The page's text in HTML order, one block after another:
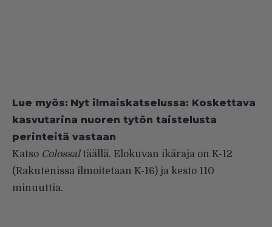
Lue myös: Nyt ilmaiskatselussa: Koskettava
kasvutarina nuoren tytön taistelusta
perinteitä vastaan
Katso Colossal täällä. Elokuvan ikäraja on K-12
(Rakutenissa ilmoitetaan K-16) ja kesto 110
minuuttia.